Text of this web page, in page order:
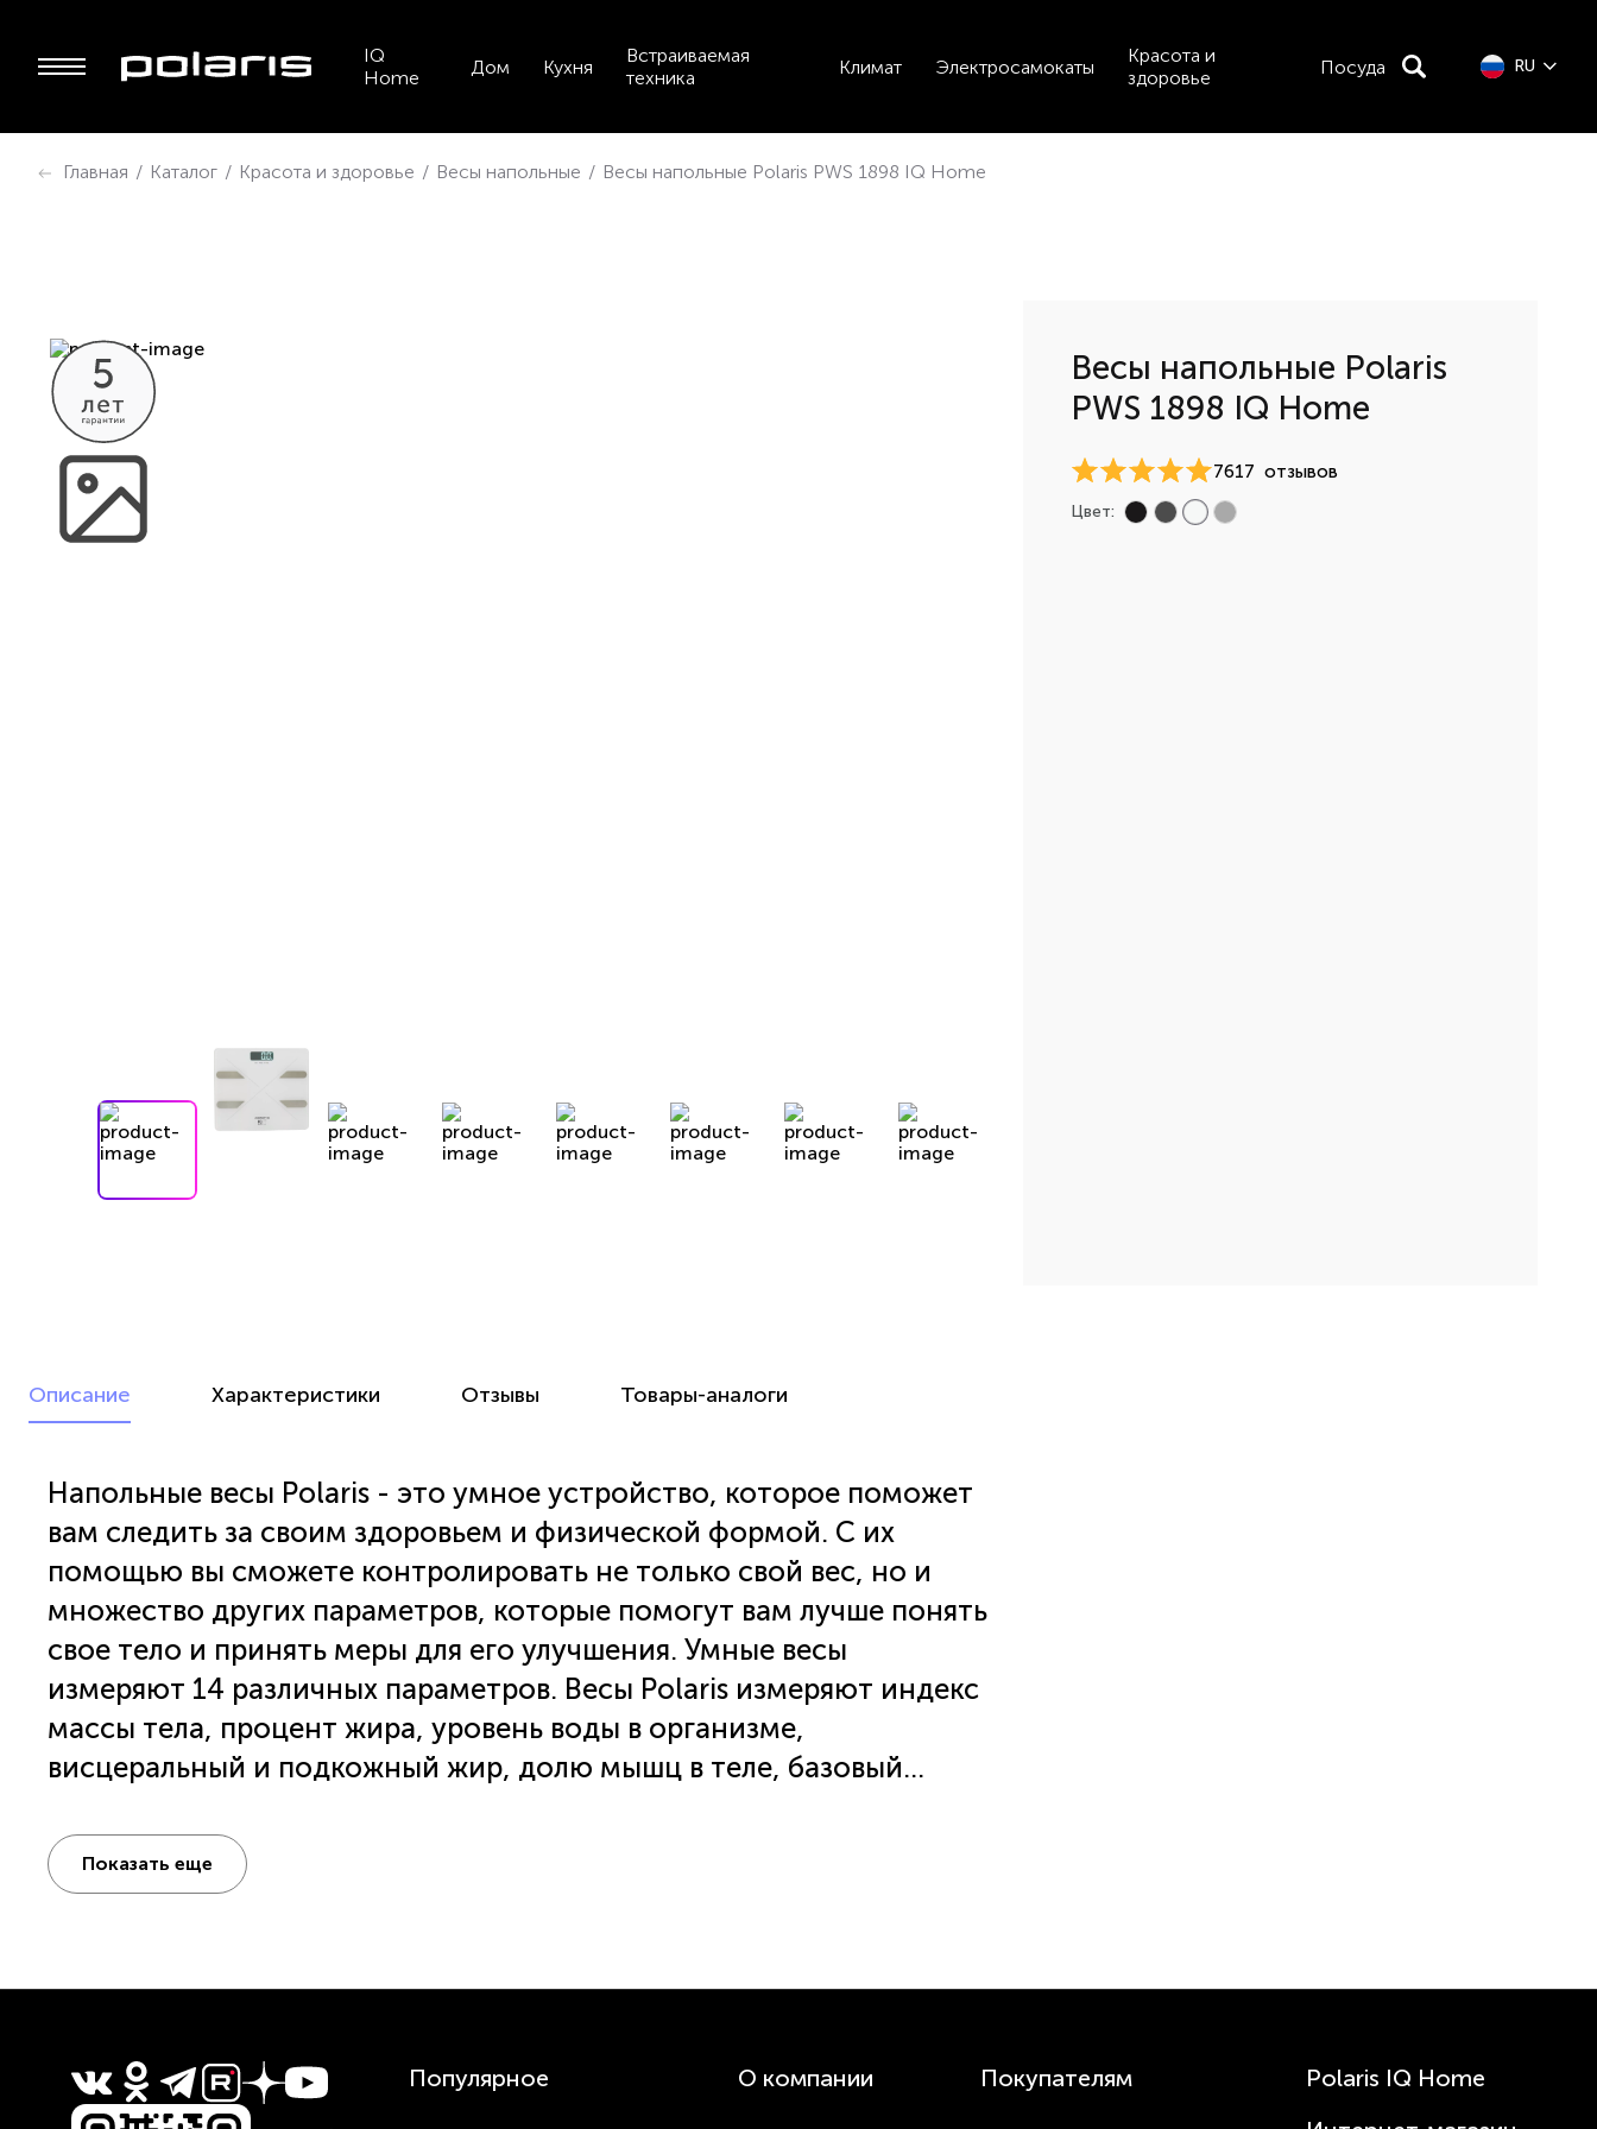
IQ
Home
Дом Кухня
Встраиваемая
техника
Климат Электросамокаты
Красота и
здоровье
Посуда RU
Главная / Каталог / Красота и здоровье / Весы напольные / Весы напольные Polaris PWS 1898 IQ Home
Весы напольные Polaris
PWS 1898 IQ Home
7617 отзывов
Цвет:
Описание Характеристики Отзывы Товары-аналоги
Напольные весы Polaris - это умное устройство, которое поможет
вам следить за своим здоровьем и физической формой. С их
помощью вы сможете контролировать не только свой вес, но и
множество других параметров, которые помогут вам лучше понять
свое тело и принять меры для его улучшения. Умные весы
измеряют 14 различных параметров. Весы Polaris измеряют индекс
массы тела, процент жира, уровень воды в организме,
висцеральный и подкожный жир, долю мышц в теле, базовый
жира, долю скелетных мышц, уровень белка и биологический
возраст. Напольные весы Polaris - это устройство, которое
животных и взвешивание багажа. Поэтому данные весы будут
полезны всей семье. Весы Polaris - это умное устройство, которое
Показать еще
Популярное О компании Покупателям
Polaris IQ Home